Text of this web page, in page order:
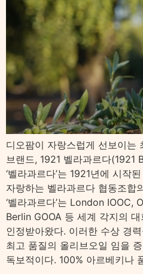
디오팜이 자랑스럽게 선보이는
브랜드, 1921 벨라과르다(1921
‘벨라과르다’는 1921년에 시작
자랑하는 벨라과르다 협동조합
‘벨라과르다’는 London IOOC,
Berlin GOOA 등 세계 각지의
인정받아왔다. 이러한 수상 경
최고 품질의 올리브오일 임을
독보적이다. 100% 아르베키나